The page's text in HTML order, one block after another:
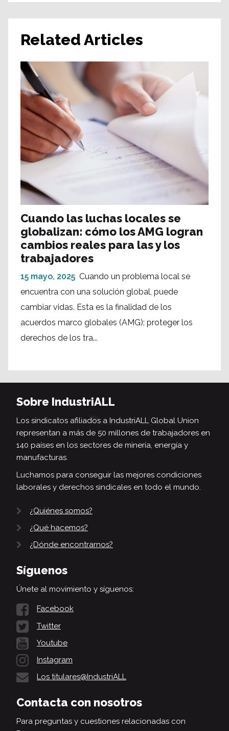
Related Articles
Cuando las luchas locales se
globalizan: cómo los AMG logran
cambios reales para las y los
trabajadores
15 mayo, 2025 Cuando un problema local se
encuentra con una solución global, puede
cambiar vidas. Esta es la finalidad de los
acuerdos marco globales (AMG): proteger los
derechos de los tra...
Sobre IndustriALL
Los sindicatos afiliados a IndustriALL Global Union
representan a más de 50 millones de trabajadores en
140 países en los sectores de minería, energía y
manufacturas.
Luchamos para conseguir las mejores condiciones
laborales y derechos sindicales en todo el mundo.
¿Quiénes somos?
¿Qué hacemos?
¿Dónde encontrarnos?
Síguenos
Únete al movimiento y síguenos:
Facebook
Twitter
Youtube
Instagram
Los titulares@IndustriALL
Contacta con nosotros
Para preguntas y cuestiones relacionadas con